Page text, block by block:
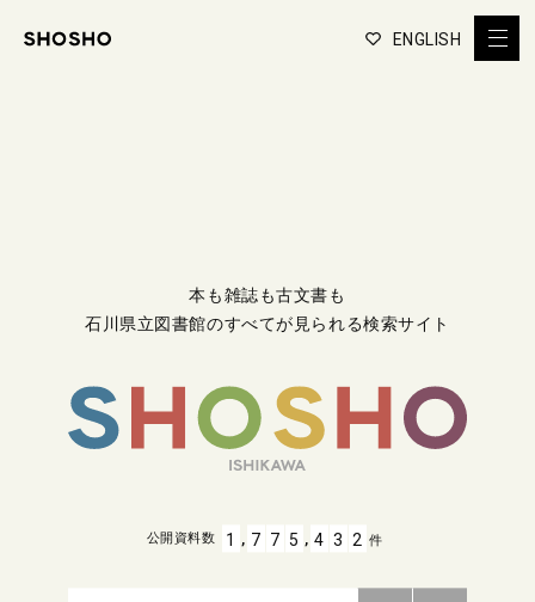
ENGLISH
本も雑誌も古文書も
石川県立図書館のすべてが見られる検索サイト
公開資料数 1 , 7 7 5 , 4 3 2 件